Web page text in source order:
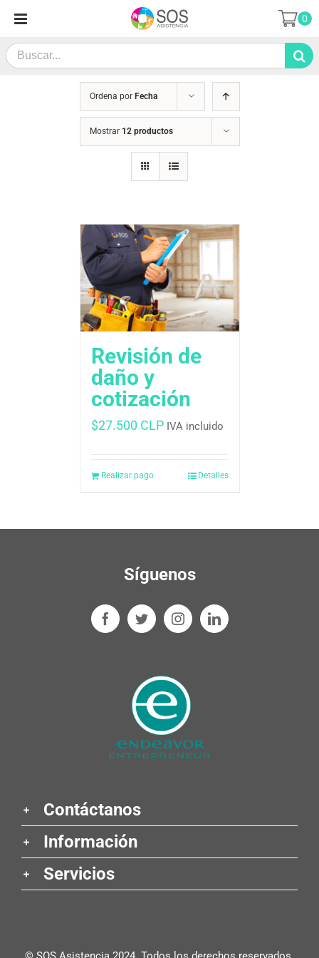
contenido
Search
for:
0
Ordena por Fecha
Mostrar 12 productos
Revisión de
daño y
cotización
$27.500 CLP IVA incluido
Realizar pago Detalles
Síguenos
Contáctanos
Información
Servicios